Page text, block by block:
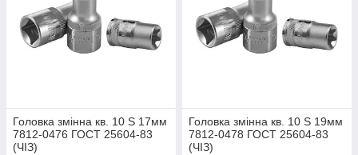
Головка змінна кв. 10 S 17мм
7812-0476 ГОСТ 25604-83
(ЧІЗ)
Головка змінна кв. 10 S 19мм
7812-0478 ГОСТ 25604-83
(ЧІЗ)